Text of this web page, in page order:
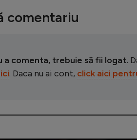
comentariu
a comenta, trebuie să fii logat.
. Daca nu ai cont, click aici